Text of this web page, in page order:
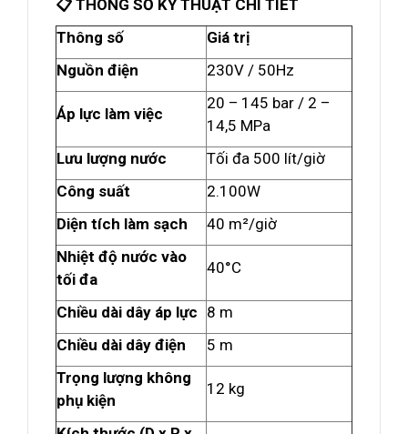
📋 THÔNG SỐ KỸ THUẬT CHI TIẾT
Thông số
Giá trị
Nguồn điện
230V / 50Hz
Áp lực làm việc
20 – 145 bar / 2 –
14,5 MPa
Lưu lượng nước
Tối đa 500 lít/giờ
Công suất
2.100W
Diện tích làm sạch
40 m²/giờ
Nhiệt độ nước vào
tối đa
40°C
Chiều dài dây áp lực 8 m
Chiều dài dây điện
5 m
Trọng lượng không
phụ kiện
12 kg